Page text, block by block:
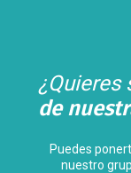
¿Quieres
de
Puedes
nuestro